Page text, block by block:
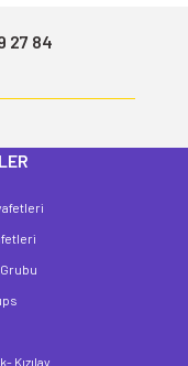
27 84
Kızılay